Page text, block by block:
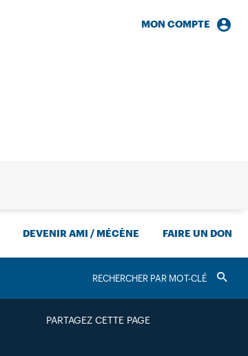
MON COMPTE
DEVENIR AMI / MÉCÈNE FAIRE UN DON
Valider
PARTAGEZ CETTE PAGE